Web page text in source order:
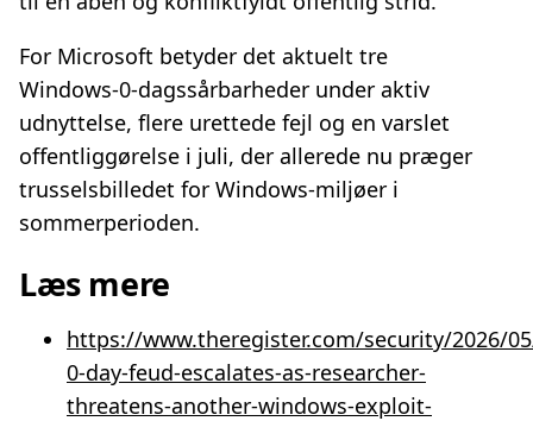
For Microsoft betyder det aktuelt tre
Windows‑0‑dagssårbarheder under aktiv
udnyttelse, flere urettede fejl og en varslet
offentliggørelse i juli, der allerede nu præger
trusselsbilledet for Windows‑miljøer i
sommerperioden.
Læs mere
https://www.theregister.com/security/2026/
0-day-feud-escalates-as-researcher-
threatens-another-windows-exploit-